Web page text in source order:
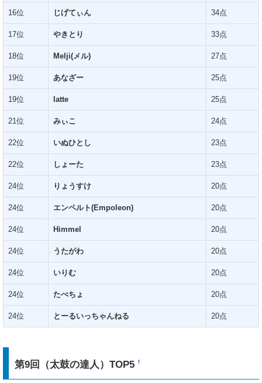
16位 じげてぃん 34点
17位 やきとり 33点
18位 Melji(メル) 27点
19位 あなざー 25点
19位 latte 25点
21位 みぃこ 24点
22位 いぬひとし 23点
22位 しょーた 23点
24位 りょうすけ 20点
24位 エンペルト(Empoleon) 20点
24位 Himmel 20点
24位 うたがわ 20点
24位 いりむ 20点
24位 たべちょ 20点
24位 とーるいっちゃんねる 20点
第9回（太鼓の達人）TOP5†